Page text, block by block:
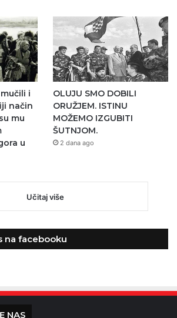
i
način
mu
u
OLUJU SMO DOBILI
ORUŽJEM. ISTINU
MOŽEMO IZGUBITI
ŠUTNJOM.
2 dana ago
Učitaj više
na facebooku
NAS